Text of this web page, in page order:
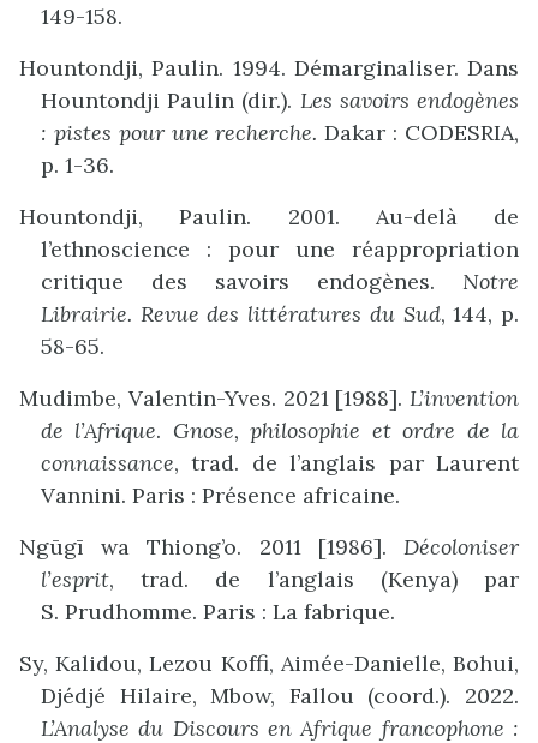
149-158.
Hountondji, Paulin. 1994. Démarginaliser. Dans
Hountondji Paulin (dir.). Les savoirs endogènes
: pistes pour une recherche.Dakar : CODESRIA,
p. 1-36.
Hountondji, Paulin. 2001. Au-delà de
l’ethnoscience : pour une réappropriation
critique des savoirs endogènes. Notre
Librairie. Revue des littératures du Sud, 144, p.
58-65.
Mudimbe, Valentin-Yves. 2021 [1988]. L’invention
de l’Afrique. Gnose, philosophie et ordre de la
connaissance, trad. de l’anglais par Laurent
Vannini. Paris : Présence africaine.
Ngūgī wa Thiong’o. 2011 [1986]. Décoloniser
l’esprit, trad. de l’anglais (Kenya) par
S. Prudhomme. Paris : La fabrique.
Sy, Kalidou, Lezou Koffi, Aimée-Danielle, Bohui,
Djédjé Hilaire, Mbow, Fallou (coord.). 2022.
L’Analyse du Discours en Afrique francophone :